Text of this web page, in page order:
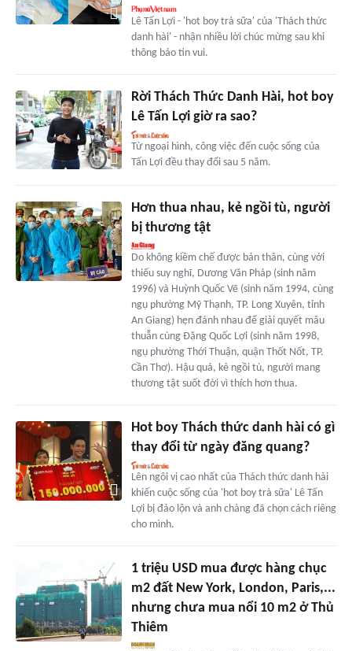
Lê Tấn Lợi - 'hot boy trà sữa' của 'Thách thức
danh hài' - nhận nhiều lời chúc mừng sau khi
thông báo tin vui.
Rời Thách Thức Danh Hài, hot boy
Lê Tấn Lợi giờ ra sao?
Từ ngoại hình, công việc đến cuộc sống của
Tấn Lợi đều thay đổi sau 5 năm.
Hơn thua nhau, kẻ ngồi tù, người
bị thương tật
Do không kiềm chế được bản thân, cùng với
thiếu suy nghĩ, Dương Văn Pháp (sinh năm
1996) và Huỳnh Quốc Vẽ (sinh năm 1994, cùng
ngụ phường Mỹ Thạnh, TP. Long Xuyên, tỉnh
An Giang) hẹn đánh nhau để giải quyết mâu
thuẫn cùng Đặng Quốc Lợi (sinh năm 1998,
ngụ phường Thới Thuận, quận Thốt Nốt, TP.
Cần Thơ). Hậu quả, kẻ ngồi tù, người mang
thương tật suốt đời vì thích hơn thua.
Hot boy Thách thức danh hài có gì
thay đổi từ ngày đăng quang?
Lên ngôi vị cao nhất của Thách thức danh hài
khiến cuộc sống của 'hot boy trà sữa' Lê Tấn
Lợi bị đảo lộn và anh chàng đã chọn cách riêng
cho mình.
1 triệu USD mua được hàng chục
m2 đất New York, London, Paris,...
nhưng chưa mua nổi 10 m2 ở Thủ
Thiêm